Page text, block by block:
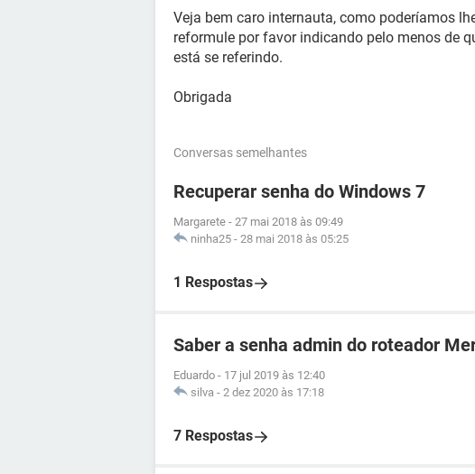
Veja bem caro internauta, como poderíamos
reformule por favor indicando pelo menos de
está se referindo.
Obrigada
Conversas semelhantes
Recuperar senha do Windows 7
Margarete - 27 mai 2018 às 09:49
ninha25 - 28 mai 2018 às 05:25
1 Respostas
Saber a senha admin do roteador
Eduardo - 17 jul 2019 às 12:40
silva - 2 dez 2020 às 17:18
7 Respostas